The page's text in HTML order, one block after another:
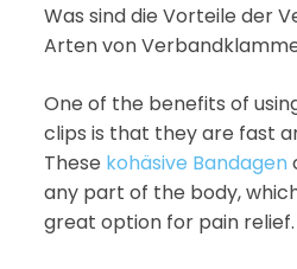
Was sind die Vorteile der
Arten von
One of the benefits of
clips is that they are fast
These kohäsive Bandagen
any part of the body,
great option for pain relief.